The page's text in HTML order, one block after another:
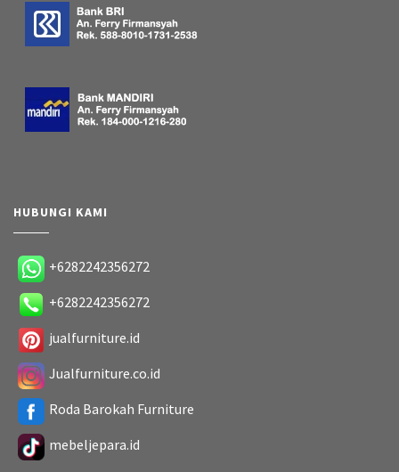
HUBUNGI KAMI
+6282242356272
+6282242356272
jualfurniture.id
Jualfurniture.co.id
Roda Barokah Furniture
mebeljepara.id